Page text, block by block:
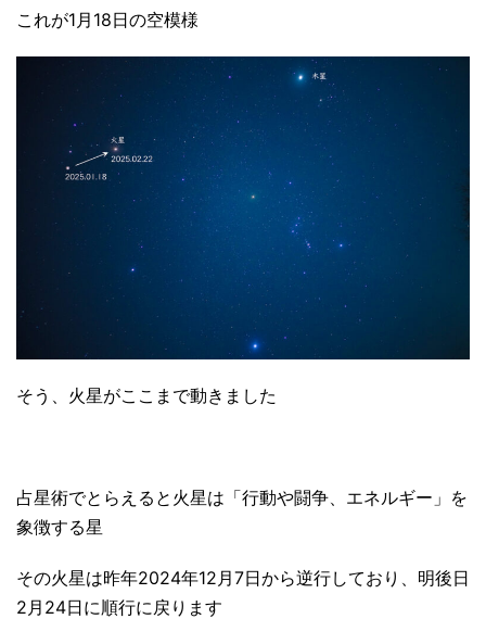
これが1月18日の空模様
そう、火星がここまで動きました
占星術でとらえると火星は「行動や闘争、エネルギー」を
象徴する星
その火星は昨年2024年12月7日から逆行しており、明後日
2月24日に順行に戻ります